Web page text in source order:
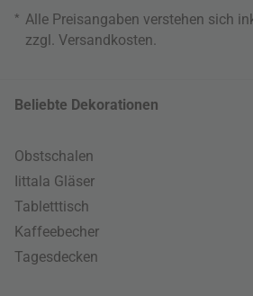
* Alle Preisangaben verstehen sich
zzgl. Versandkosten.
Beliebte Dekorationen
Obstschalen
Iittala Gläser
Tabletttisch
Kaffeebecher
Tagesdecken